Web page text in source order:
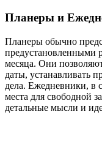
Планеры и
Планеры обычно
предустановленными
месяца. Они
даты, устанавливать
дела. Ежедневники, в
места для свободной
детальные мысли и